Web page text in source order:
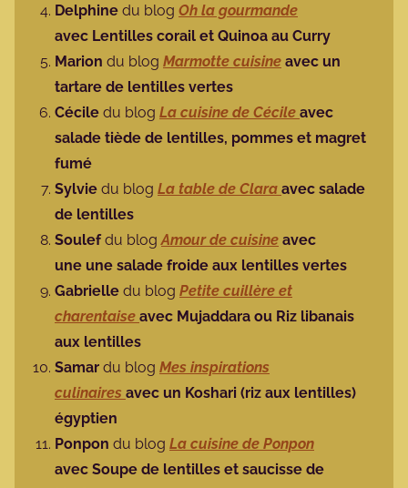
Delphine du blog Oh la gourmande
avec Lentilles corail et Quinoa au Curry
Marion du blog Marmotte cuisine avec un
tartare de lentilles vertes
Cécile du blog La cuisine de Cécile avec
salade tiède de lentilles, pommes et magret
fumé
Sylvie du blog La table de Clara avec salade
de lentilles
Soulefdu blogAmour de cuisine avec
une une salade froide aux lentilles vertes
Gabrielle du blog Petite cuillère et
charentaise avec Mujaddara ou Riz libanais
aux lentilles
Samar du blog Mes inspirations
culinaires avec un Koshari (riz aux lentilles)
égyptien
Ponpon du blog La cuisine de Ponpon
avec Soupe de lentilles et saucisse de